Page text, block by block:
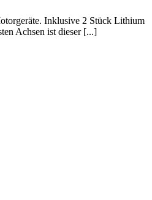
Inklusive 2 Stück Lithium
Achsen ist dieser [...]